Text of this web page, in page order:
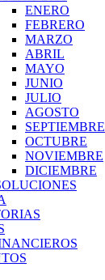
ENERO
FEBRERO
MARZO
ABRIL
MAYO
JUNIO
JULIO
AGOSTO
SEPTIEMBRE
OCTUBRE
NOVIEMBRE
DICIEMBRE